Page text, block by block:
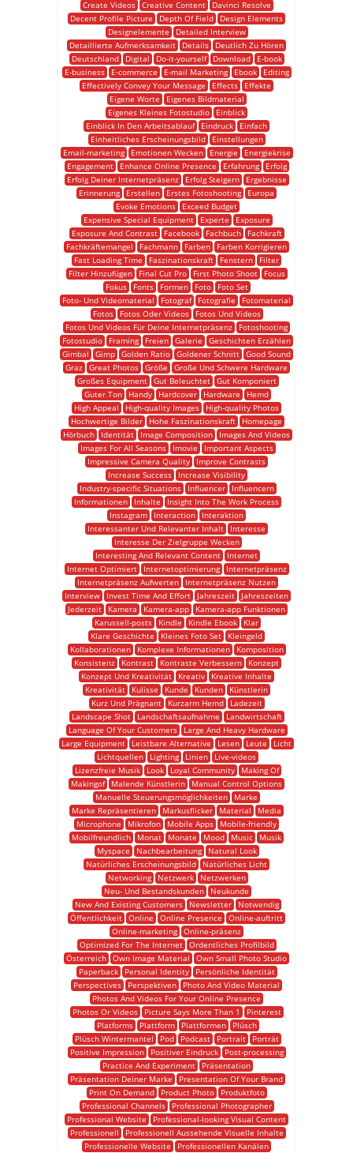
Create Videos Creative Content
Davinci Resolve
Decent Profile Picture
Depth Of Field
Design Elements
Designelemente
Detailed Interview
Detaillierte Aufmerksamkeit
Details
Deutlich Zu Hören
Deutschland
Digital Do-it-yourself Download
E-book
E-business
E-commerce E-mail Marketing Ebook
Editing
Effectively Convey Your Message
Effects
Effekte
Eigene Worte
Eigenes Bildmaterial
Eigenes Kleines Fotostudio
Einblick
Einblick In Den Arbeitsablauf
Eindruck
Einfach
Einheitliches Erscheinungsbild
Einstellungen
Email-marketing
Emotionen Wecken Energie
Energiekrise
Engagement
Enhance Online Presence Erfahrung
Erfolg
Erfolg Deiner Internetpräsenz
Erfolg Steigern
Ergebnisse
Erinnerung
Erstellen Erstes Fotoshooting
Europa
Evoke Emotions
Exceed Budget
Expensive Special Equipment
Experte
Exposure
Exposure And Contrast
Facebook Fachbuch
Fachkraft
Fachkräftemangel
Fachmann Farben
Farben Korrigieren
Fast Loading Time
Faszinationskraft Fenstern
Filter
Filter Hinzufügen
Final Cut Pro First Photo Shoot
Focus
Fokus
Fonts Formen Foto
Foto Set
Foto- Und Videomaterial
Fotograf Fotografie
Fotomaterial
Fotos
Fotos Oder Videos
Fotos Und Videos
Fotos Und Videos Für Deine Internetpräsenz
Fotoshooting
Fotostudio
Framing Freien Galerie
Geschichten Erzählen
Gimbal
Gimp Golden Ratio Goldener Schnitt Good Sound
Graz Great Photos Größe
Große Und Schwere Hardware
Großes Equipment
Gut Beleuchtet
Gut Komponiert
Guter Ton
Handy Hardcover Hardware
Hemd
High Appeal
High-quality Images
High-quality Photos
Hochwertige Bilder
Hohe Faszinationskraft
Homepage
Hörbuch
Identität Image Composition
Images And Videos
Images For All Seasons
Imovie
Important Aspects
Impressive Camera Quality
Improve Contrasts
Increase Success
Increase Visibility
Industry-specific Situations
Influencer
Influencern
Informationen
Inhalte
Insight Into The Work Process
Instagram
Interaction
Interaktion
Interessanter Und Relevanter Inhalt
Interesse
Interesse Der Zielgruppe Wecken
Interesting And Relevant Content
Internet
Internet Optimiert
Internetoptimierung
Internetpräsenz
Internetpräsenz Aufwerten
Internetpräsenz Nutzen
Interview
Invest Time And Effort Jahreszeit
Jahreszeiten
Jederzeit
Kamera Kamera-app
Kamera-app Funktionen
Karussell-posts
Kindle Kindle Ebook
Klar
Klare Geschichte
Kleines Foto Set
Kleingeld
Kollaborationen
Komplexe Informationen
Komposition
Konsistenz
Kontrast Kontraste Verbessern
Konzept
Konzept Und Kreativität
Kreativ
Kreative Inhalte
Kreativität
Kulisse Kunde Kunden
Künstlerin
Kurz Und Prägnant
Kurzarm Hemd
Ladezeit
Landscape Shot
Landschaftsaufnahme
Landwirtschaft
Language Of Your Customers
Large And Heavy Hardware
Large Equipment
Leistbare Alternative Lesen Leute
Licht
Lichtquellen
Lighting Linien
Live-videos
Lizenzfreie Musik
Look Loyal Community
Making Of
Makingof
Malende Künstlerin
Manual Control Options
Manuelle Steuerungsmöglichkeiten
Marke
Marke Repräsentieren
Markusflicker Material
Media
Microphone
Mikrofon Mobile Apps
Mobile-friendly
Mobilfreundlich
Monat Monate Mood Music
Musik
Myspace
Nachbearbeitung
Natural Look
Natürliches Erscheinungsbild
Natürliches Licht
Networking
Netzwerk
Netzwerken
Neu- Und Bestandskunden
Neukunde
New And Existing Customers
Newsletter
Notwendig
Öffentlichkeit Online Online Presence
Online-auftritt
Online-marketing Online-präsenz
Optimized For The Internet
Ordentliches Profilbild
Österreich Own Image Material
Own Small Photo Studio
Paperback
Personal Identity
Persönliche Identität
Perspectives
Perspektiven
Photo And Video Material
Photos And Videos For Your Online Presence
Photos Or Videos
Picture Says More Than 1
Pinterest
Platforms
Plattform Plattformen
Plüsch
Plüsch Wintermantel
Pod Podcast Portrait
Porträt
Positive Impression
Positiver Eindruck
Post-processing
Practice And Experiment
Präsentation
Präsentation Deiner Marke
Presentation Of Your Brand
Print On Demand
Product Photo
Produktfoto
Professional Channels
Professional Photographer
Professional Website
Professional-looking Visual Content
Professionell
Professionell Aussehende Visuelle Inhalte
Professionelle Website
Professionellen Kanälen